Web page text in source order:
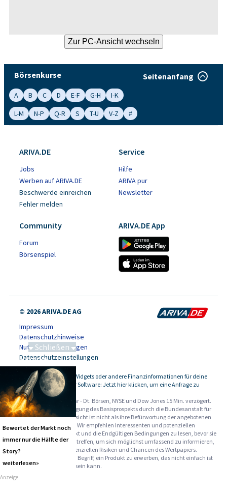
Börsenkurse Seitenanfang
A B C D E-F G-H
I-K
L-M
N-P Q-R S T-U V-Z #
ARIVA.DE
Jobs
Werben auf ARIVA.DE
Beschwerde einreichen
Fehler melden
Service
Hilfe
ARIVA pur
Newsletter
Community
Forum
Börsenspiel
ARIVA.DE App
© 2026 ARIVA.DE AG
Impressum
Datenschutzhinweise
Nutzungsbedingungen
Datenschutzeinstellungen
-
Kursdaten, Widgets oder andere Finanzinformationen für deine
Website oder Software: Jetzt hier klicken, um eine Anfrage zu
stellen.
Alle Angaben ohne Gewähr - Dt. Börsen, NYSE und Dow Jones 15 Min. verzögert.
Werbehinweise:
Die Billigung des Basisprospekts durch die Bundesanstalt für
Finanzdienstleistungsaufsicht ist nicht als ihre Befürwortung der angebotenen
Wertpapiere zu verstehen. Wir empfehlen Interessenten und potenziellen
Anlegern den Basisprospekt und die Endgültigen Bedingungen zu lesen, bevor sie
eine Anlageentscheidung treffen, um sich möglichst umfassend zu informieren,
insbesondere über die potenziellen Risiken und Chancen des Wertpapiers.
Warnhinweise: Sie sind im Begriff, ein Produkt zu erwerben, das nicht einfach ist
und schwer zu verstehen sein kann.
Schließen
Saga bei 0,53 CAD
Bewertet der Markt noch
immer nur die Hälfte der
Story?
weiterlesen»
Anzeige